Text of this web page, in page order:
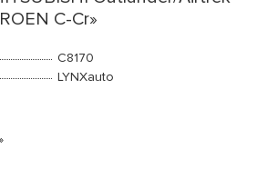
C-Cr»
C8170
LYNXauto